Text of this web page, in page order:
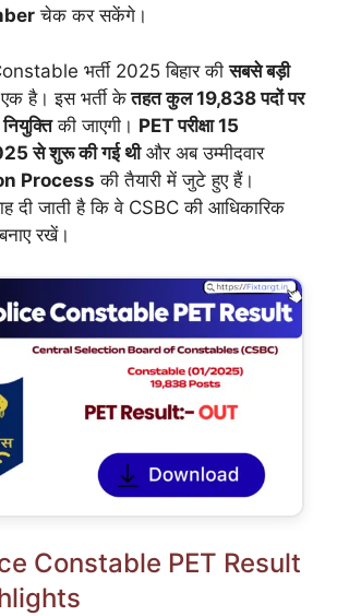
चेक कर सकेंगे।
भर्ती 2025 बिहार कीसबसे बड़ी
है। इस भर्ती केतहत कुल 19,838 पदों पर
की जाएगी। PET परीक्षा 15
से शुरू की गई थीऔर अब उम्मीदवार
Process की तैयारी में जुटे हुए हैं।
दी जाती है कि वे CSBC की आधिकारिक
रखें।
Constable PET Result